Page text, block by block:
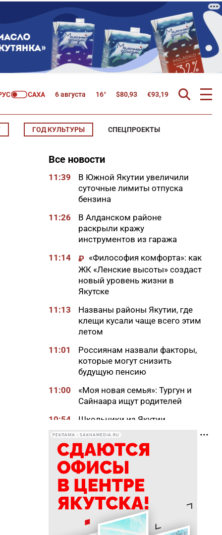
6 августа 16° $80,93 €93,19
ГОД КУЛЬТУРЫ СПЕЦПРОЕКТЫ
Все новости
11:39
В Южной Якутии увеличили
суточные лимиты отпуска
бензина
11:26
В Алданском районе
раскрыли кражу
инструментов из гаража
11:14
₽ «Философия комфорта»: как
ЖК «Ленские высоты» создаст
новый уровень жизни в
Якутске
11:13
Названы районы Якутии, где
клещи кусали чаще всего этим
летом
11:01
Россиянам назвали факторы,
которые могут снизить
будущую пенсию
11:00
«Моя новая семья»: Тургун и
Сайнаара ищут родителей
10:54
Школьники из Якутии
полюс с экспедицией
Росатома
10:42
В Якутии семь лесных
пожаров потушили за сутки
10:40
₽ В июне «Ленские высоты»
установили рекорд по
продажам
РЕКЛАМА • SAKHAMEDIA.RU